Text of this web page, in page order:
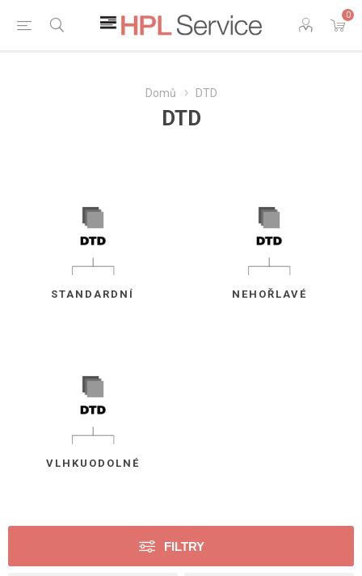
0
Domů DTD
DTD
STANDARDNÍ NEHOŘLAVÉ
VLHKUODOLNÉ
FILTRY